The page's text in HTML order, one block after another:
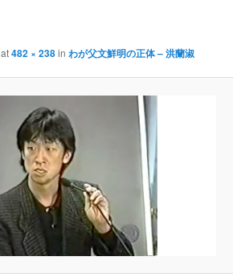
at482 × 238in わが父文鮮明の正体 – 洪蘭淑